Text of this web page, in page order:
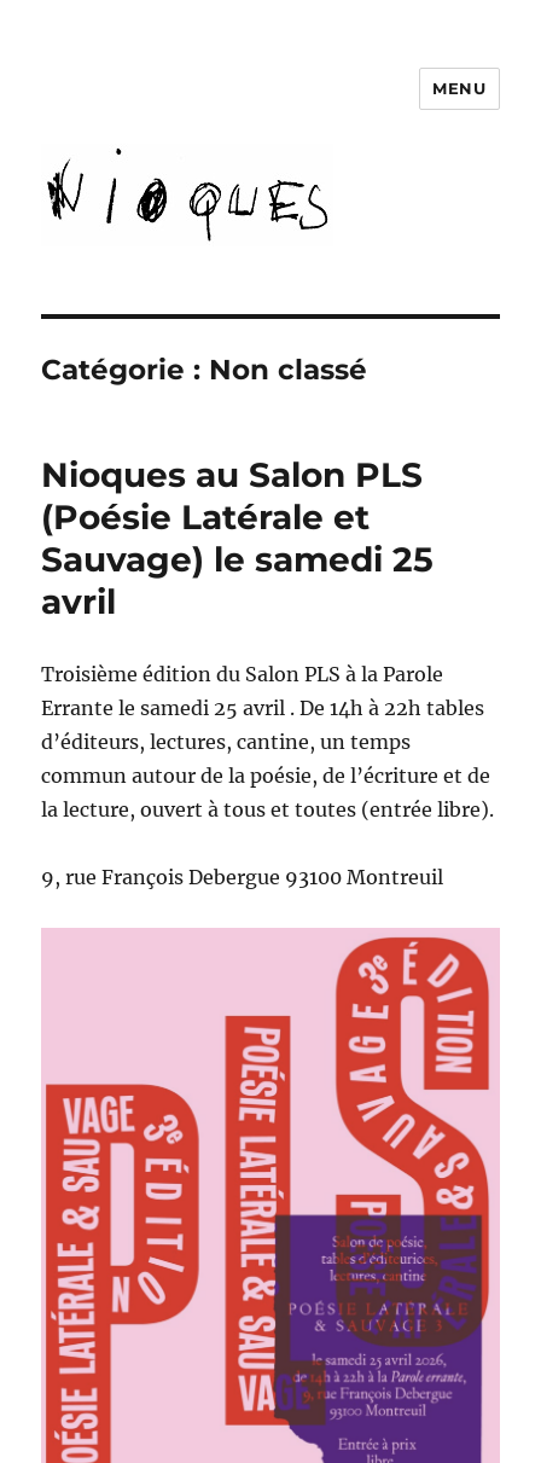
MENU
Catégorie : Non classé
Nioques au Salon PLS
(Poésie Latérale et
Sauvage) le samedi 25
avril
Troisième édition du Salon PLS à la Parole
Errante le samedi 25 avril . De 14h à 22h tables
d’éditeurs, lectures, cantine, un temps
commun autour de la poésie, de l’écriture et de
la lecture, ouvert à tous et toutes (entrée libre).
9, rue François Debergue 93100 Montreuil